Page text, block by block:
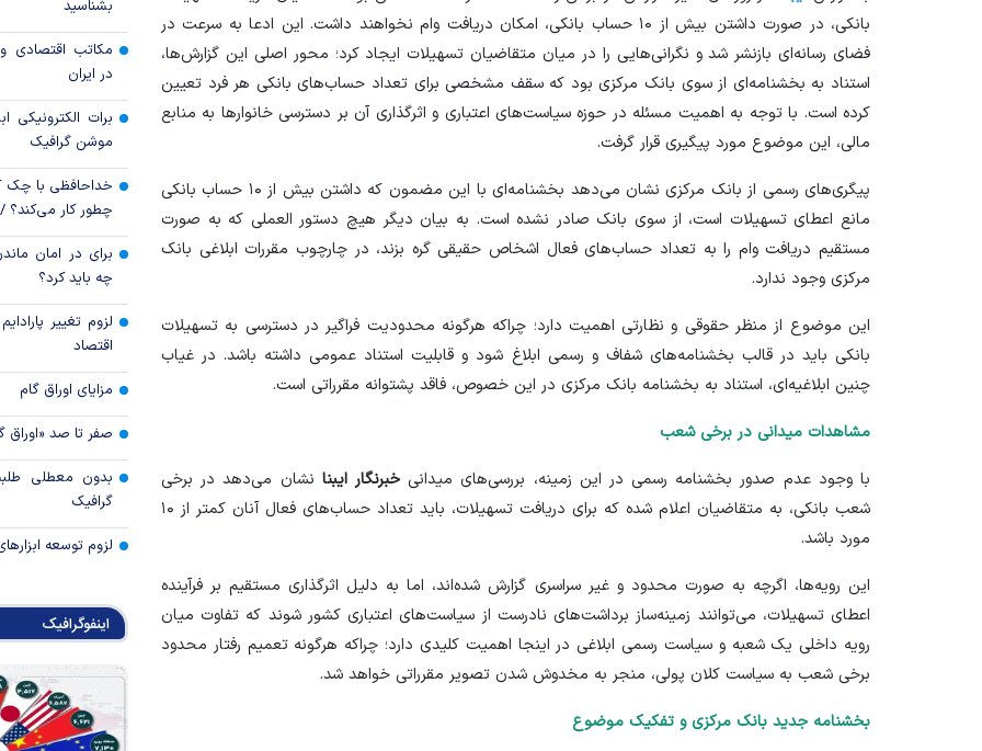
بانکی، در صورت داشتن بیش از ۱۰ حساب بانکی، امکان دریافت وام نخواهند داشت. این ادعا به سرعت در
فضای رسانه‌ای بازنشر شد و نگرانی‌هایی را در میان متقاضیان تسهیلات ایجاد کرد؛ محور اصلی این گزارش‌ها،
استناد به بخشنامه‌ای از سوی بانک مرکزی بود که سقف مشخصی برای تعداد حساب‌های بانکی هر فرد تعیین
کرده است. با توجه به اهمیت مسئله در حوزه سیاست‌های اعتباری و اثرگذاری آن بر دسترسی خانوار‌ها به منابع
مالی، این موضوع مورد پیگیری قرار گرفت.
پیگری‌های رسمی از بانک مرکزی نشان می‌دهد بخشنامه‌ای با این مضمون که داشتن بیش از ۱۰ حساب بانکی
مانع اعطای تسهیلات است، از سوی بانک صادر نشده است. به بیان دیگر هیچ دستور العملی که به صورت
مستقیم دریافت وام را به تعداد حساب‌های فعال اشخاص حقیقی گره بزند، در چارچوب مقررات ابلاغی بانک
مرکزی وجود ندارد.
این موضوع از منظر حقوقی و نظارتی اهمیت دارد؛ چراکه هرگونه محدودیت فراگیر در دسترسی به تسهیلات
بانکی باید در قالب بخشنامه‌های شفاف و رسمی ابلاغ شود و قابلیت استناد عمومی داشته باشد. در غیاب
چنین ابلاغیه‌ای، استناد به بخشنامه بانک مرکزی در این خصوص، فاقد پشتوانه مقرراتی است.
مشاهدات میدانی در برخی شعب
با وجود عدم صدور بخشنامه رسمی در این زمینه، بررسی‌های میدانیخبرنگار ایبنا نشان می‌دهد در برخی
شعب بانکی، به متقاضیان اعلام شده که برای دریافت تسهیلات، باید تعداد حساب‌های فعال آنان کمتر از ۱۰
مورد باشد.
این رویه‌ها، اگرچه به صورت محدود و غیر سراسری گزارش شده‌اند، اما به دلیل اثر‌گذاری مستقیم بر فرآینده
اعطای تسهیلات، می‌توانند زمینه‌ساز برداشت‌های نادرست از سیاست‌های اعتباری کشور شوند که تفاوت میان
رویه داخلی یک شعبه و سیاست رسمی ابلاغی در اینجا اهمیت کلیدی دارد؛ چرا‌که هرگونه تعمیم رفتار محدود
برخی شعب به سیاست کلان پولی، منجر به مخدوش شدن تصویر مقرراتی خواهد شد.
بخشنامه جدید بانک مرکزی و تفکیک موضوع
رکود تورمی
ناشی از جنگ ایران
بشناسید
مکاتب اقتصادی
در ایران
برات الکترونیکی
موشن گرافیک
خداحافظی با
چطور کار
برای در امان
چه باید کرد؟
لزوم تغییر
اقتصاد
مزایای اوراق گام
صفر تا صد «اوراق
بدون معطلی
گرافیک
لزوم توسعه
اینفوگرافیک